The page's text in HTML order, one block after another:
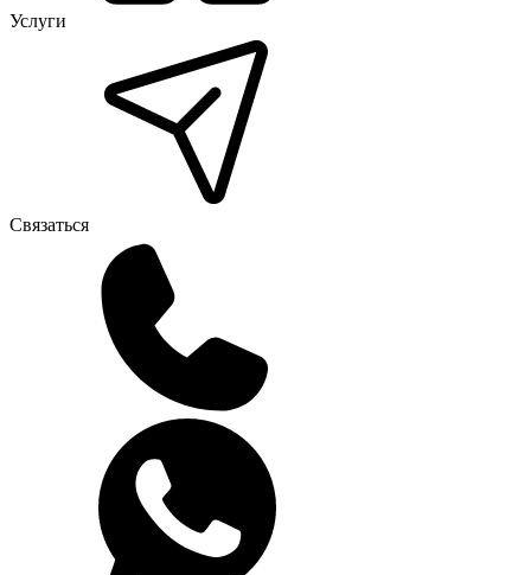
Услуги
Связаться